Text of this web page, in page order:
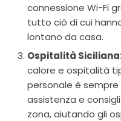
connessione Wi-Fi
tutto ciò di cui
lontano da casa.
Ospitalità
calore e ospitalità
personale è
assistenza e
zona, aiutando gli